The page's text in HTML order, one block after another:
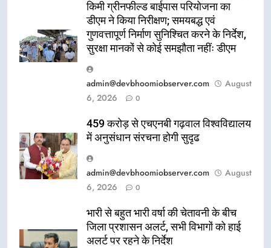
किमी ग्रीनफील्ड बाईपास परियोजना का
डीएम ने किया निरीक्षण; समयबद्ध एवं
गुणवत्तापूर्ण निर्माण सुनिश्चित करने के निर्देश,
सुरक्षा मानकों से कोई समझौता नहींः डीएम
admin@devbhoomiobserver.com
August
6, 2026
0
459 करोड़ से एचएनबी गढ़वाल विश्वविद्यालय
में अनुसंधान संरचना होगी सुदृढ
admin@devbhoomiobserver.com
August
6, 2026
0
भारी से बहुत भारी वर्षा की चेतावनी के बीच
जिला प्रशासन अलर्ट, सभी विभागों को हाई
अलर्ट पर रहने के निर्देश